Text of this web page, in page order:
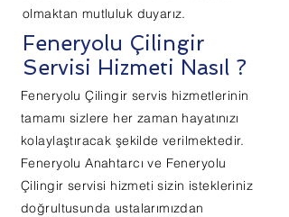
olmaktan mutluluk duyarız.
Feneryolu Çilingir
Servisi Hizmeti Nasıl ?
Feneryolu Çilingir servis hizmetlerinin
tamamı sizlere her zaman hayatınızı
kolaylaştıracak şekilde verilmektedir.
Feneryolu Anahtarcı ve Feneryolu
Çilingir servisi hizmeti sizin istekleriniz
doğrultusunda ustalarımızdan